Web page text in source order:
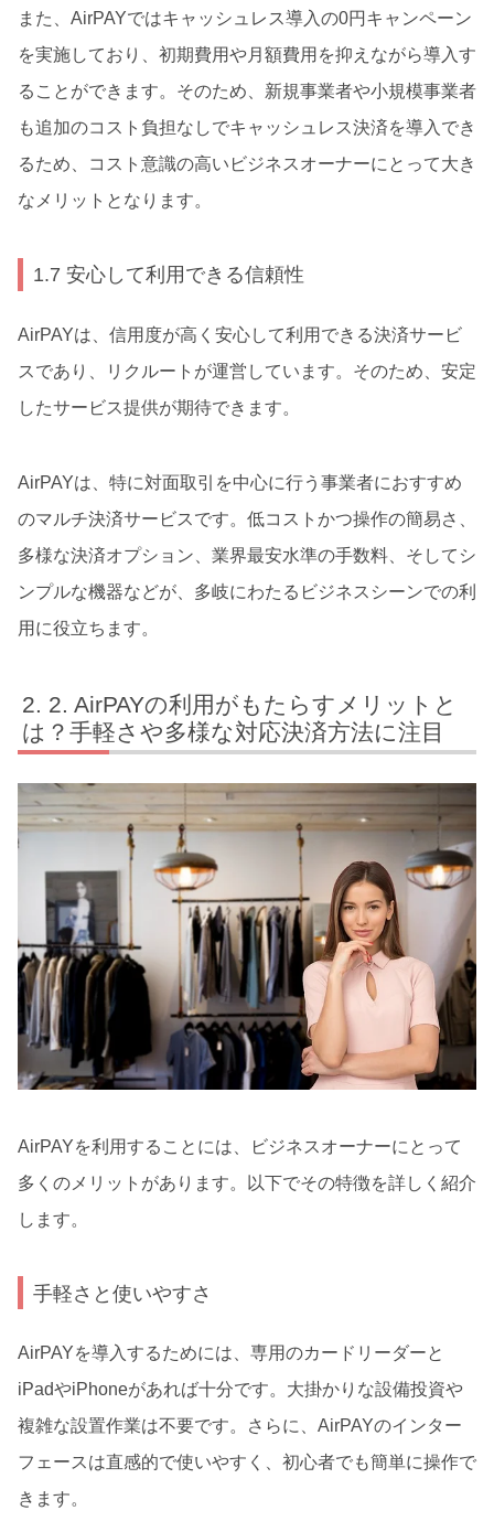
また、AirPAYではキャッシュレス導入の0円キャンペーン
を実施しており、初期費用や月額費用を抑えながら導入す
ることができます。そのため、新規事業者や小規模事業者
も追加のコスト負担なしでキャッシュレス決済を導入でき
るため、コスト意識の高いビジネスオーナーにとって大き
なメリットとなります。
1.7 安心して利用できる信頼性
AirPAYは、信用度が高く安心して利用できる決済サービ
スであり、リクルートが運営しています。そのため、安定
したサービス提供が期待できます。
AirPAYは、特に対面取引を中心に行う事業者におすすめ
のマルチ決済サービスです。低コストかつ操作の簡易さ、
多様な決済オプション、業界最安水準の手数料、そしてシ
ンプルな機器などが、多岐にわたるビジネスシーンでの利
用に役立ちます。
2. AirPAYの利用がもたらすメリットと
は？手軽さや多様な対応決済方法に注目
AirPAYを利用することには、ビジネスオーナーにとって
多くのメリットがあります。以下でその特徴を詳しく紹介
します。
手軽さと使いやすさ
AirPAYを導入するためには、専用のカードリーダーと
iPadやiPhoneがあれば十分です。大掛かりな設備投資や
複雑な設置作業は不要です。さらに、AirPAYのインター
フェースは直感的で使いやすく、初心者でも簡単に操作で
きます。